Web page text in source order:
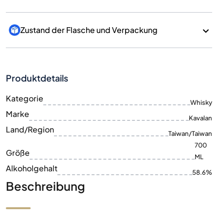
Zustand der Flasche und Verpackung
Produktdetails
Kategorie Whisky
Marke Kavalan
Land/Region Taiwan/Taiwan
Größe
700
ML
Alkoholgehalt 58.6%
Beschreibung